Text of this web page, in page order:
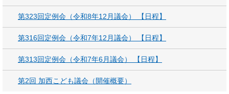
第323回定例会（令和8年12月議会） 【日程】
第316回定例会（令和7年12月議会） 【日程】
第313回定例会（令和7年6月議会） 【日程】
第2回 加西こども議会（開催概要）